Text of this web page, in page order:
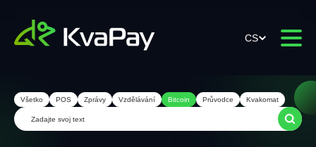
CS
Všetko POS Zprávy Vzdělávání Bitcoin Průvodce Kvakomat